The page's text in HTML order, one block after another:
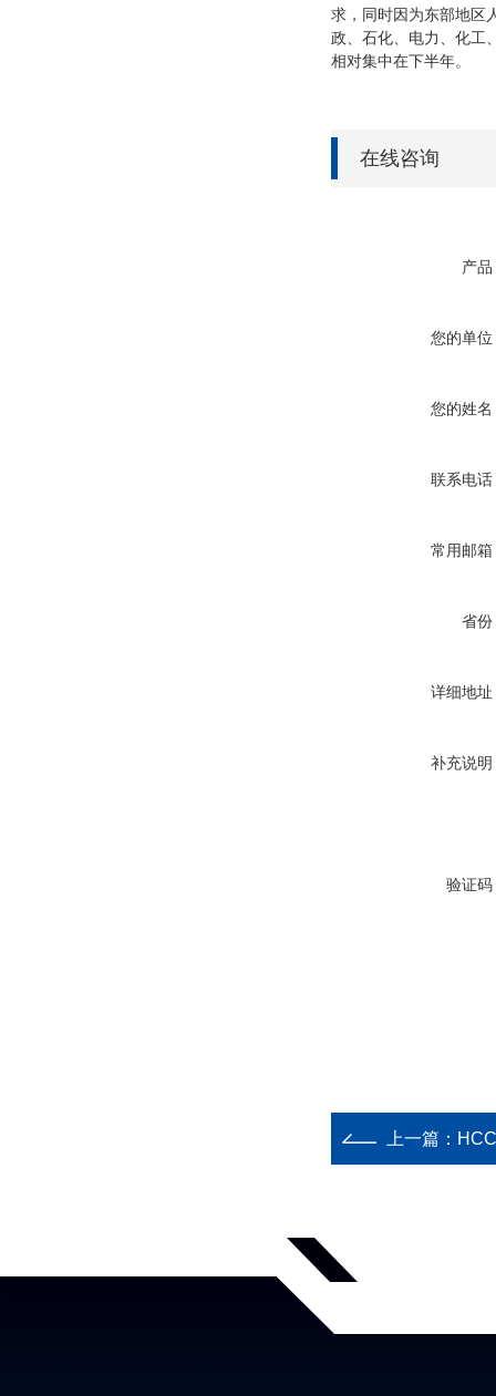
求，同时因为东部地区
政、石化、电力、化工
相对集中在下半年。
在线咨询
产品
您的单位
您的姓名
联系电话
常用邮箱
省份
详细地址
补充说明
验证码
上一篇：